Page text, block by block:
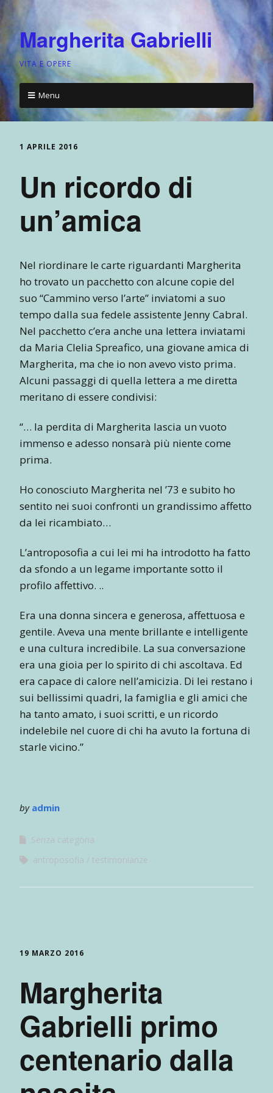
Margherita Gabrielli
VITA E OPERE
Menu
1 APRILE 2016
Un ricordo di
un’amica
Nel riordinare le carte riguardanti Margherita
ho trovato un pacchetto con alcune copie del
suo “Cammino verso l’arte” inviatomi a suo
tempo dalla sua fedele assistente Jenny Cabral.
Nel pacchetto c’era anche una lettera inviatami
da Maria Clelia Spreafico, una giovane amica di
Margherita, ma che io non avevo visto prima.
Alcuni passaggi di quella lettera a me diretta
meritano di essere condivisi:
“… la perdita di Margherita lascia un vuoto
immenso e adesso nonsarà più niente come
prima.
Ho conosciuto Margherita nel ’73 e subito ho
sentito nei suoi confronti un grandissimo affetto
da lei ricambiato…
L’antroposofia a cui lei mi ha introdotto ha fatto
da sfondo a un legame importante sotto il
profilo affettivo. ..
Era una donna sincera e generosa, affettuosa e
gentile. Aveva una mente brillante e intelligente
e una cultura incredibile. La sua conversazione
era una gioia per lo spirito di chi ascoltava. Ed
era capace di calore nell’amicizia. Di lei restano i
sui bellissimi quadri, la famiglia e gli amici che
ha tanto amato, i suoi scritti, e un ricordo
indelebile nel cuore di chi ha avuto la fortuna di
starle vicino.”
by admin
Senza categoria
antroposofia
testimonianze
19 MARZO 2016
Margherita
Gabrielli primo
centenario dalla